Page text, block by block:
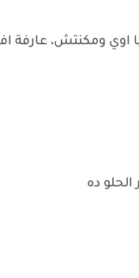
ومكنتش، عارفة
ده